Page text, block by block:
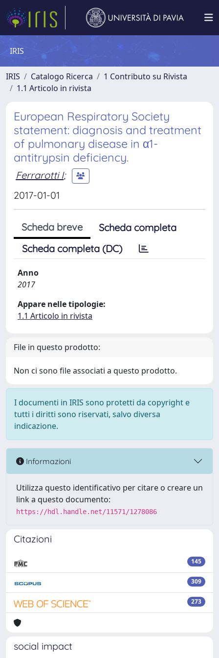
IRIS
IRIS Catalogo Ricerca
1 Contributo su Rivista
1.1 Articolo in rivista
European Respiratory Society
statement: diagnosis and treatment
of pulmonary disease in α1-
antitrypsin deficiency.
Ferrarotti I;
2017-01-01
Scheda breve
Scheda completa
Scheda completa (DC)
Anno
2017
Appare nelle tipologie:
1.1 Articolo in rivista
File in questo prodotto:
Non ci sono file associati a questo prodotto.
I documenti in IRIS sono protetti da copyright e
tutti i diritti sono riservati, salvo diversa
indicazione.
Informazioni
Utilizza questo identificativo per citare o creare un
link a questo documento:
https://hdl.handle.net/11571/1278086
Citazioni
145
309
273
social impact